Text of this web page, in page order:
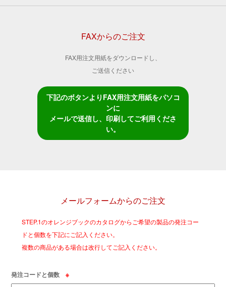
FAXからのご注文
FAX用注文用紙をダウンロードし、
ご送信ください
下記のボタンよりFAX用注文用紙をパソコ
ンに
メールで送信し、印刷してご利用くださ
い。
メールフォームからのご注文
STEP.1のオレンジブックのカタログからご希望の製品の発注コー
ドと個数を下記にご記入ください。
複数の商品がある場合は改行してご記入ください。
発注コードと個数※